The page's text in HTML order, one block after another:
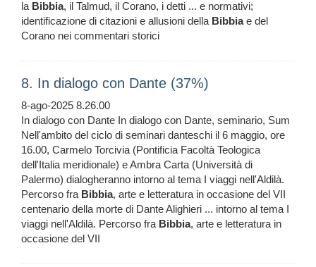
la Bibbia, il Talmud, il Corano, i detti ... e normativi;
identificazione di citazioni e allusioni della Bibbiae del
Corano nei commentari storici
8. In dialogo con Dante (37%)
8-ago-2025 8.26.00
In dialogo con Dante In dialogo con Dante, seminario, Sum
Nell'ambito del ciclo di seminari danteschi il 6 maggio, ore
16.00, Carmelo Torcivia (Pontificia Facoltà Teologica
dell'Italia meridionale) e Ambra Carta (Università di
Palermo) dialogheranno intorno al tema I viaggi nell'Aldilà.
Percorso fra Bibbia, arte e letteratura in occasione del VII
centenario della morte di Dante Alighieri ... intorno al tema I
viaggi nell'Aldilà. Percorso fra Bibbia, arte e letteratura in
occasione del VII